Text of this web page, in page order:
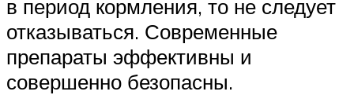
в период кормления, то не следует
отказываться. Современные
препараты эффективны и
совершенно безопасны.